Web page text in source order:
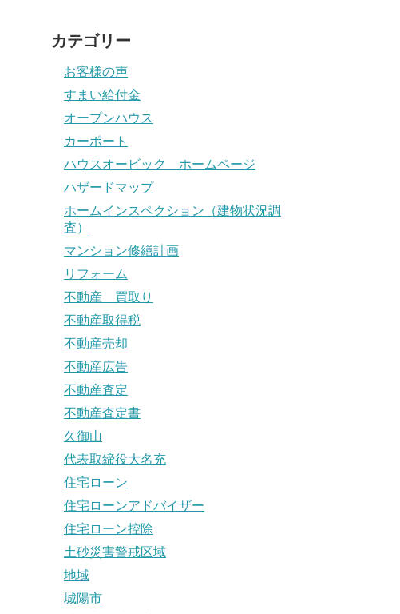
カテゴリー
お客様の声
すまい給付金
オープンハウス
カーポート
ハウスオービック ホームページ
ハザードマップ
ホームインスペクション（建物状況調
査）
マンション修繕計画
リフォーム
不動産 買取り
不動産取得税
不動産売却
不動産広告
不動産査定
不動産査定書
久御山
代表取締役大名充
住宅ローン
住宅ローンアドバイザー
住宅ローン控除
土砂災害警戒区域
地域
城陽市